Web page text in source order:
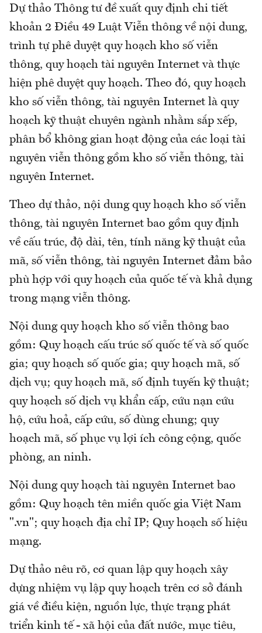
Dự thảo Thông tư đề xuất quy định chi tiết
khoản 2 Điều 49 Luật Viễn thông về nội dung,
trình tự phê duyệt quy hoạch kho số viễn
thông, quy hoạch tài nguyên Internet và thực
hiện phê duyệt quy hoạch. Theo đó, quy hoạch
kho số viễn thông, tài nguyên Internet là quy
hoạch kỹ thuật chuyên ngành nhằm sắp xếp,
phân bổ không gian hoạt động của các loại tài
nguyên viễn thông gồm kho số viễn thông, tài
nguyên Internet.
Theo dự thảo, nội dung quy hoạch kho số viễn
thông, tài nguyên Internet bao gồm quy định
về cấu trúc, độ dài, tên, tính năng kỹ thuật của
mã, số viễn thông, tài nguyên Internet đảm bảo
phù hợp với quy hoạch của quốc tế và khả dụng
trong mạng viễn thông.
Nội dung quy hoạch kho số viễn thông bao
gồm: Quy hoạch cấu trúc số quốc tế và số quốc
gia; quy hoạch số quốc gia; quy hoạch mã, số
dịch vụ; quy hoạch mã, số định tuyến kỹ thuật;
quy hoạch số dịch vụ khẩn cấp, cứu nạn cứu
hộ, cứu hoả, cấp cứu, số dùng chung; quy
hoạch mã, số phục vụ lợi ích công cộng, quốc
phòng, an ninh.
Nội dung quy hoạch tài nguyên Internet bao
gồm: Quy hoạch tên miền quốc gia Việt Nam
".vn"; quy hoạch địa chỉ IP; Quy hoạch số hiệu
mạng.
Dự thảo nêu rõ, cơ quan lập quy hoạch xây
dựng nhiệm vụ lập quy hoạch trên cơ sở đánh
giá về điều kiện, nguồn lực, thực trạng phát
triển kinh tế - xã hội của đất nước, mục tiêu,